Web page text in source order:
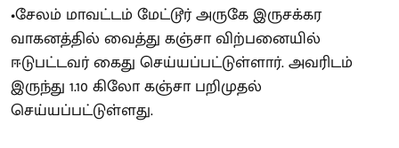
•சேலம் மாவட்டம் மேட்டூர் அருகே இருசக்கர
வாகனத்தில் வைத்து கஞ்சா விற்பனையில்
ஈடுபட்டவர் கைது செய்யப்பட்டுள்ளார். அவரிடம்
இருந்து 1.10 கிலோ கஞ்சா பறிமுதல்
செய்யப்பட்டுள்ளது.